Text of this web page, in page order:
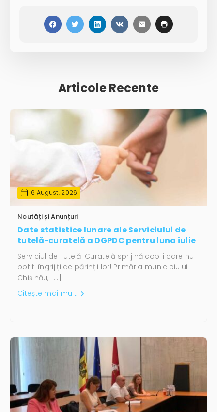
Articole Recente
6 August, 2026
Noutăți și Anunțuri
Date statistice lunare ale Serviciului de
tutelă-curatelă a DGPDC pentru luna iulie
Serviciul de Tutelă-Curatelă sprijină copiii care nu
pot fi îngrijiți de părinții lor! Primăria municipiului
Chișinău, […]
Citește mai mult